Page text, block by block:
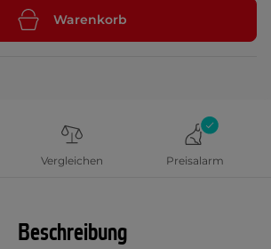
Warenkorb
Vergleichen Preisalarm
Beschreibung